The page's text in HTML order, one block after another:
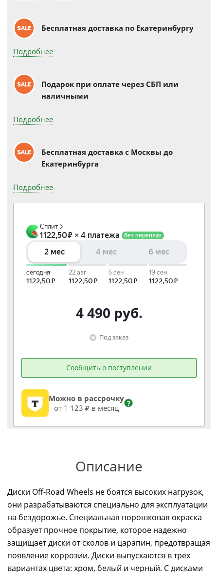
Бесплатная доставка по Екатеринбургу
Подробнее
Подарок при оплате через СБП или
наличными
Подробнее
Бесплатная доставка c Москвы до
Екатеринбурга
Подробнее
4 490 руб.
Под заказ
Сообщить о поступлении
Можно в рассрочку
от 1 123 ₽ в месяц
?
Описание
Диски Off-Road Wheels не боятся высоких нагрузок,
они разрабатываются специально для эксплуатации
на бездорожье. Специальная порошковая окраска
образует прочное покрытие, которое надежно
защищает диски от сколов и царапин, предотвращая
появление коррозии. Диски выпускаются в трех
вариантах цвета: хром, белый и черный. С дисками